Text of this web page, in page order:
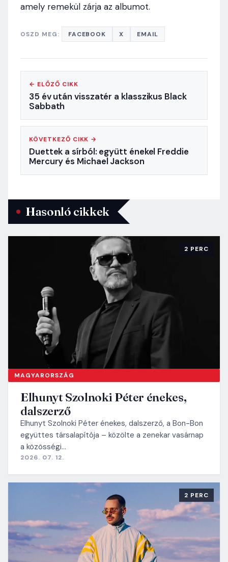
amely remekül zárja az albumot.
OSZD MEG: FACEBOOK X EMAIL
← ELŐZŐ CIKK
35 év után visszatér a klasszikus Black
Sabbath
KÖVETKEZŐ CIKK →
Duettek a sírból: együtt énekel Freddie
Mercury és Michael Jackson
Hasonló cikkek
MAGYARORSZÁG
2 PERC
Elhunyt Szolnoki Péter énekes,
dalszerző
Elhunyt Szolnoki Péter énekes, dalszerző, a Bon-Bon
együttes társalapítója – közölte a zenekar vasárnap
a közösségi…
2026. 07. 12.
2 PERC